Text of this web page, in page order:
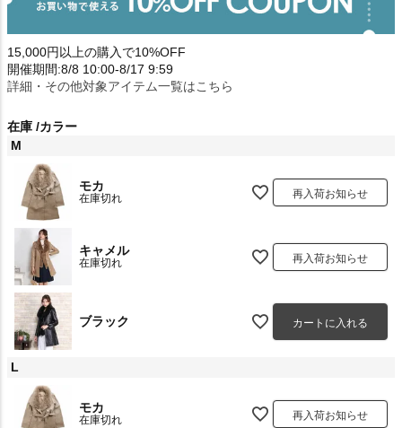
15,000円以上の購入で10%OFF
開催期間:8/8 10:00-8/17 9:59
詳細・その他対象アイテム一覧はこちら
在庫 カラー
M
モカ
在庫切れ 再入荷お知らせ
キャメル
在庫切れ 再入荷お知らせ
ブラック カートに入れる
L
モカ
在庫切れ 再入荷お知らせ